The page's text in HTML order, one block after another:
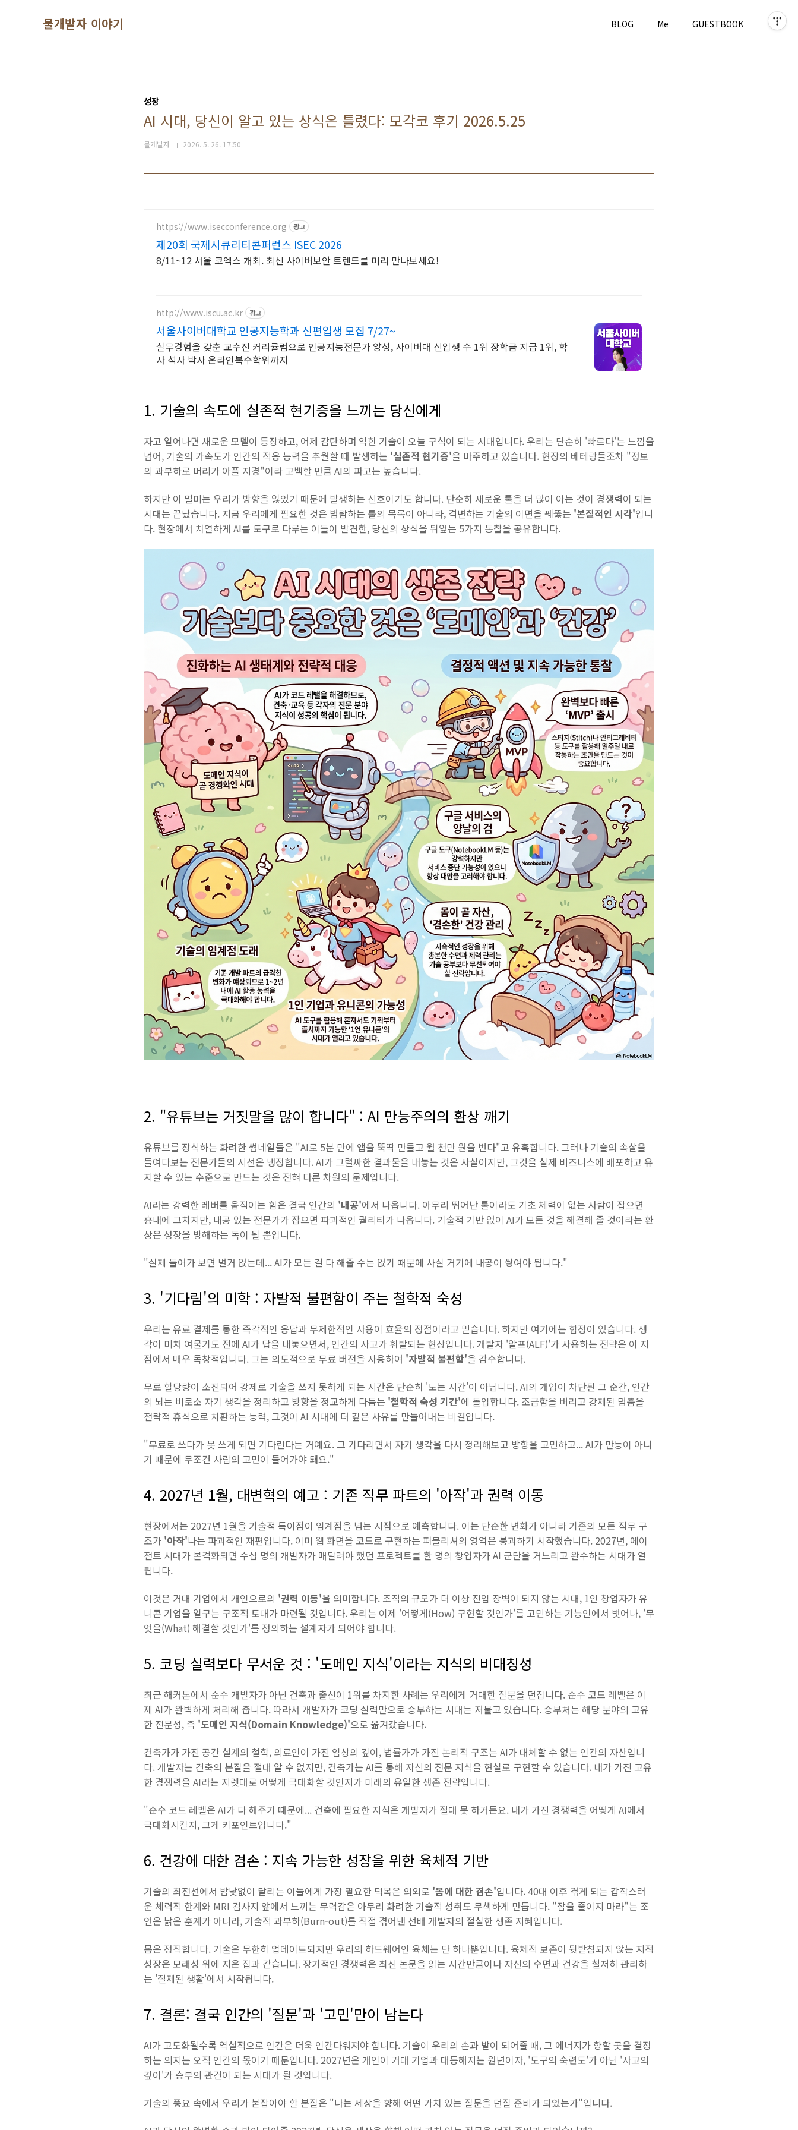
물개발자 이야기 BLOG Me GUESTBOOK
성장
AI 시대, 당신이 알고 있는 상식은 틀렸다: 모각코 후기 2026.5.25
물개발자 2026. 5. 26. 17:50
https://www.isecconference.org 광고
제20회 국제시큐리티콘퍼런스 ISEC 2026
8/11~12 서울 코엑스 개최. 최신 사이버보안 트렌드를 미리 만나보세요!
http://www.iscu.ac.kr 광고
서울사이버대학교 인공지능학과 신편입생 모집 7/27~
실무경험을 갖춘 교수진 커리큘럼으로 인공지능전문가 양성, 사이버대 신입생 수 1위 장학금 지급 1위, 학
사 석사 박사 온라인복수학위까지
1. 기술의 속도에 실존적 현기증을 느끼는 당신에게
자고 일어나면 새로운 모델이 등장하고, 어제 감탄하며 익힌 기술이 오늘 구식이 되는 시대입니다. 우리는 단순히 '빠르다'는 느낌을
넘어, 기술의 가속도가 인간의 적응 능력을 추월할 때 발생하는 '실존적 현기증'을 마주하고 있습니다. 현장의 베테랑들조차 "정보
의 과부하로 머리가 아플 지경"이라 고백할 만큼 AI의 파고는 높습니다.
하지만 이 멀미는 우리가 방향을 잃었기 때문에 발생하는 신호이기도 합니다. 단순히 새로운 툴을 더 많이 아는 것이 경쟁력이 되는
시대는 끝났습니다. 지금 우리에게 필요한 것은 범람하는 툴의 목록이 아니라, 격변하는 기술의 이면을 꿰뚫는 '본질적인 시각'입니
다. 현장에서 치열하게 AI를 도구로 다루는 이들이 발견한, 당신의 상식을 뒤엎는 5가지 통찰을 공유합니다.
2. "유튜브는 거짓말을 많이 합니다" : AI 만능주의의 환상 깨기
유튜브를 장식하는 화려한 썸네일들은 "AI로 5분 만에 앱을 뚝딱 만들고 월 천만 원을 번다"고 유혹합니다. 그러나 기술의 속살을
들여다보는 전문가들의 시선은 냉정합니다. AI가 그럴싸한 결과물을 내놓는 것은 사실이지만, 그것을 실제 비즈니스에 배포하고 유
지할 수 있는 수준으로 만드는 것은 전혀 다른 차원의 문제입니다.
AI라는 강력한 레버를 움직이는 힘은 결국 인간의 '내공'에서 나옵니다. 아무리 뛰어난 툴이라도 기초 체력이 없는 사람이 잡으면
흉내에 그치지만, 내공 있는 전문가가 잡으면 파괴적인 퀄리티가 나옵니다. 기술적 기반 없이 AI가 모든 것을 해결해 줄 것이라는 환
상은 성장을 방해하는 독이 될 뿐입니다.
"실제 들어가 보면 별거 없는데... AI가 모든 걸 다 해줄 수는 없기 때문에 사실 거기에 내공이 쌓여야 됩니다."
3. '기다림'의 미학 : 자발적 불편함이 주는 철학적 숙성
우리는 유료 결제를 통한 즉각적인 응답과 무제한적인 사용이 효율의 정점이라고 믿습니다. 하지만 여기에는 함정이 있습니다. 생
각이 미처 여물기도 전에 AI가 답을 내놓으면서, 인간의 사고가 휘발되는 현상입니다. 개발자 '알프(ALF)'가 사용하는 전략은 이 지
점에서 매우 독창적입니다. 그는 의도적으로 무료 버전을 사용하여 '자발적 불편함'을 감수합니다.
무료 할당량이 소진되어 강제로 기술을 쓰지 못하게 되는 시간은 단순히 '노는 시간'이 아닙니다. AI의 개입이 차단된 그 순간, 인간
의 뇌는 비로소 자기 생각을 정리하고 방향을 정교하게 다듬는 '철학적 숙성 기간'에 돌입합니다. 조급함을 버리고 강제된 멈춤을
전략적 휴식으로 치환하는 능력, 그것이 AI 시대에 더 깊은 사유를 만들어내는 비결입니다.
"무료로 쓰다가 못 쓰게 되면 기다린다는 거예요. 그 기다리면서 자기 생각을 다시 정리해보고 방향을 고민하고... AI가 만능이 아니
기 때문에 무조건 사람의 고민이 들어가야 돼요."
4. 2027년 1월, 대변혁의 예고 : 기존 직무 파트의 '아작'과 권력 이동
현장에서는 2027년 1월을 기술적 특이점이 임계점을 넘는 시점으로 예측합니다. 이는 단순한 변화가 아니라 기존의 모든 직무 구
조가 '아작'나는 파괴적인 재편입니다. 이미 웹 화면을 코드로 구현하는 퍼블리셔의 영역은 붕괴하기 시작했습니다. 2027년, 에이
전트 시대가 본격화되면 수십 명의 개발자가 매달려야 했던 프로젝트를 한 명의 창업자가 AI 군단을 거느리고 완수하는 시대가 열
립니다.
이것은 거대 기업에서 개인으로의 '권력 이동'을 의미합니다. 조직의 규모가 더 이상 진입 장벽이 되지 않는 시대, 1인 창업자가 유
니콘 기업을 일구는 구조적 토대가 마련될 것입니다. 우리는 이제 '어떻게(How) 구현할 것인가'를 고민하는 기능인에서 벗어나, '무
엇을(What) 해결할 것인가'를 정의하는 설계자가 되어야 합니다.
5. 코딩 실력보다 무서운 것 : '도메인 지식'이라는 지식의 비대칭성
최근 해커톤에서 순수 개발자가 아닌 건축과 출신이 1위를 차지한 사례는 우리에게 거대한 질문을 던집니다. 순수 코드 레벨은 이
제 AI가 완벽하게 처리해 줍니다. 따라서 개발자가 코딩 실력만으로 승부하는 시대는 저물고 있습니다. 승부처는 해당 분야의 고유
한 전문성, 즉 '도메인 지식(Domain Knowledge)'으로 옮겨갔습니다.
건축가가 가진 공간 설계의 철학, 의료인이 가진 임상의 깊이, 법률가가 가진 논리적 구조는 AI가 대체할 수 없는 인간의 자산입니
다. 개발자는 건축의 본질을 절대 알 수 없지만, 건축가는 AI를 통해 자신의 전문 지식을 현실로 구현할 수 있습니다. 내가 가진 고유
한 경쟁력을 AI라는 지렛대로 어떻게 극대화할 것인지가 미래의 유일한 생존 전략입니다.
"순수 코드 레벨은 AI가 다 해주기 때문에... 건축에 필요한 지식은 개발자가 절대 못 하거든요. 내가 가진 경쟁력을 어떻게 AI에서
극대화시킬지, 그게 키포인트입니다."
6. 건강에 대한 겸손 : 지속 가능한 성장을 위한 육체적 기반
기술의 최전선에서 밤낮없이 달리는 이들에게 가장 필요한 덕목은 의외로 '몸에 대한 겸손'입니다. 40대 이후 겪게 되는 갑작스러
운 체력적 한계와 MRI 검사지 앞에서 느끼는 무력감은 아무리 화려한 기술적 성취도 무색하게 만듭니다. "잠을 줄이지 마라"는 조
언은 낡은 훈계가 아니라, 기술적 과부하(Burn-out)를 직접 겪어낸 선배 개발자의 절실한 생존 지혜입니다.
몸은 정직합니다. 기술은 무한히 업데이트되지만 우리의 하드웨어인 육체는 단 하나뿐입니다. 육체적 보존이 뒷받침되지 않는 지적
성장은 모래성 위에 지은 집과 같습니다. 장기적인 경쟁력은 최신 논문을 읽는 시간만큼이나 자신의 수면과 건강을 철저히 관리하
는 '절제된 생활'에서 시작됩니다.
7. 결론: 결국 인간의 '질문'과 '고민'만이 남는다
AI가 고도화될수록 역설적으로 인간은 더욱 인간다워져야 합니다. 기술이 우리의 손과 발이 되어줄 때, 그 에너지가 향할 곳을 결정
하는 의지는 오직 인간의 몫이기 때문입니다. 2027년은 개인이 거대 기업과 대등해지는 원년이자, '도구의 숙련도'가 아닌 '사고의
깊이'가 승부의 관건이 되는 시대가 될 것입니다.
기술의 풍요 속에서 우리가 붙잡아야 할 본질은 "나는 세상을 향해 어떤 가치 있는 질문을 던질 준비가 되었는가"입니다.